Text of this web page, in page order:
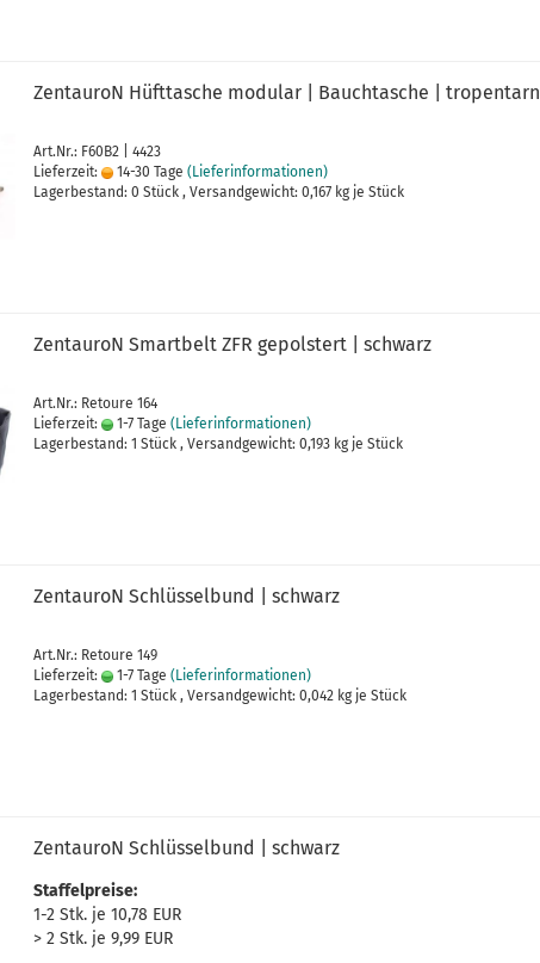
ZentauroN Hüfttasche modular | Bauchtasche | tropentarn
Art.Nr.: F60B2 | 4423
Lieferzeit:
14-30 Tage (Lieferinformationen)
Lagerbestand: 0 Stück , Versandgewicht: 0,167 kg je Stück
ZentauroN Smartbelt ZFR gepolstert | schwarz
Art.Nr.: Retoure 164
Lieferzeit:
1-7 Tage (Lieferinformationen)
Lagerbestand: 1 Stück , Versandgewicht: 0,193 kg je Stück
ZentauroN Schlüsselbund | schwarz
Art.Nr.: Retoure 149
Lieferzeit:
1-7 Tage (Lieferinformationen)
Lagerbestand: 1 Stück , Versandgewicht: 0,042 kg je Stück
ZentauroN Schlüsselbund | schwarz
Staffelpreise:
1-2 Stk. je 10,78 EUR
> 2 Stk. je 9,99 EUR